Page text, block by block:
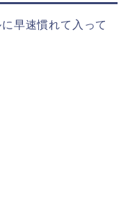
早速慣れて入って